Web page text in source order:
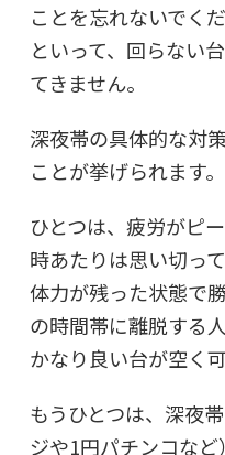
ことを忘れないでく
といって、回らない
てきません。
深夜帯の具体的な対
ことが挙げられます。
ひとつは、疲労がピ
時あたりは思い切っ
体力が残った状態で
の時間帯に離脱する
かなり良い台が空く
もうひとつは、深夜
ジや1円パチンコな